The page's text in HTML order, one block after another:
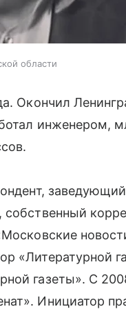
области
Окончил
инженером,
«Литературной
газеты». С
Инициатор